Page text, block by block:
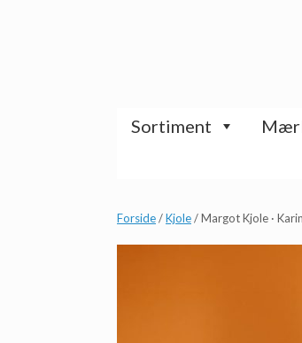
Sortiment
Forside/Kjole/ Margot Kjole ·